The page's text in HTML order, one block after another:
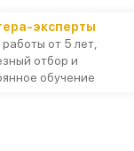
эксперты
от 5 лет,
отбор и
обучение